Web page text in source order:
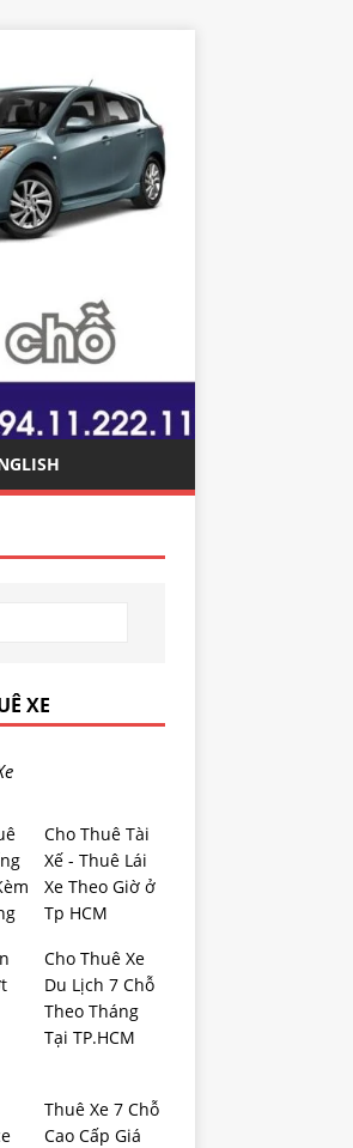
XE
Cho Thuê Tài
Xế - Thuê Lái
Xe Theo Giờ ở
Tp HCM
Cho Thuê Xe
Du Lịch 7 Chỗ
Theo Tháng
Tại TP.HCM
Thuê Xe 7 Chỗ
Cao Cấp Giá